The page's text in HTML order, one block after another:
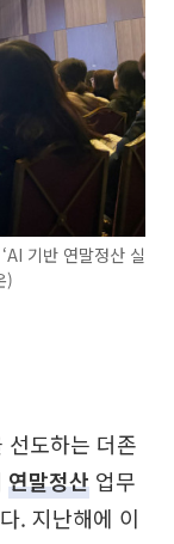
기반 연말정산 실
)
선도하는 더존
연말정산 업무
. 지난해에 이